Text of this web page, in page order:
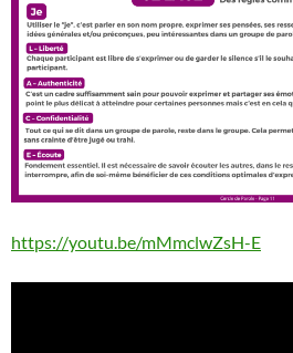
https://youtu.be/mMmclwZsH-E